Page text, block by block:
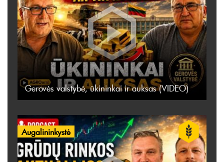
Gerovės valstybė, ūkininkai ir auksas (VIDEO)
Augalininkystė